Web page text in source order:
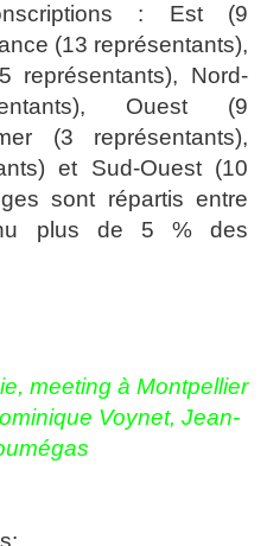
: Est (9
(13 représentants),
représentants), Nord-
Ouest (9
(3 représentants),
et Sud-Ouest (10
sont répartis entre
plus de 5 % des
meeting à Montpellier
Voynet, Jean-